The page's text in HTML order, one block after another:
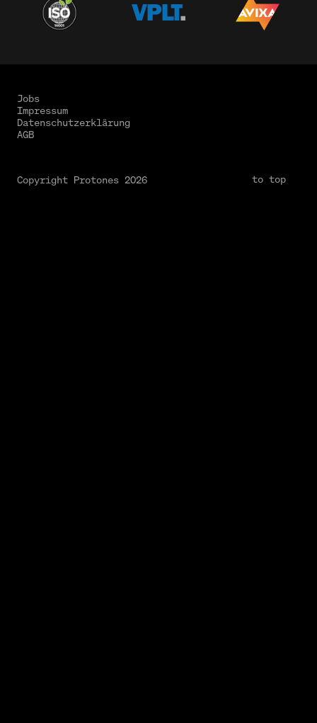
Copyright Protones 2026
Jobs
Impressum
Datenschutzerklärung
AGB
to top